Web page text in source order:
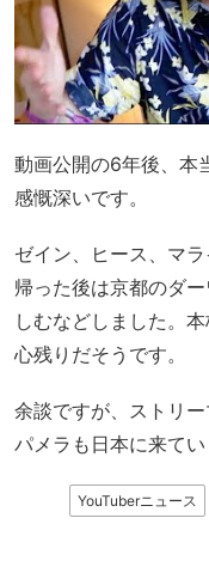
動画公開の6年後、本
感慨深いです。
ゼイン、ヒース、マ
帰った後は京都のダ
しむなどしました。
心残りだそうです。
余談ですが、ストリ
パメラも日本に来てい
YouTuberニュース